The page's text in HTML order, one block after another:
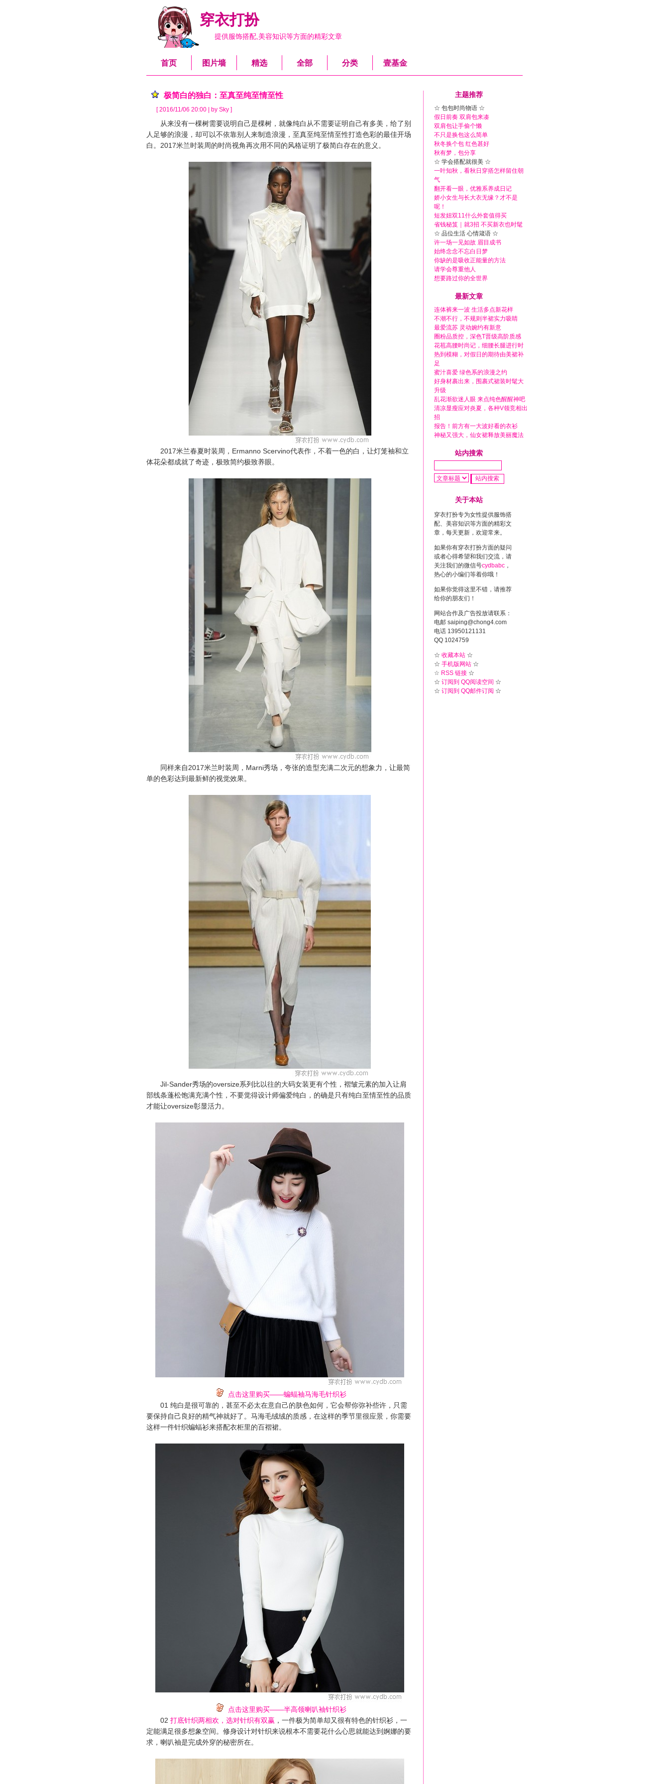
穿衣打扮
提供服饰搭配,美容知识等方面的精彩文章
首页 图片墙 精选 全部 分类 壹基金
极简白的独白：至真至纯至情至性
[ 2016/11/06 20:00 | by Sky ]
从来没有一棵树需要说明自己是棵树，就像纯白从不需要证明自己有多美，给了别
人足够的浪漫，却可以不依靠别人来制造浪漫，至真至纯至情至性打造色彩的最佳开场
白。2017米兰时装周的时尚视角再次用不同的风格证明了极简白存在的意义。
2017米兰春夏时装周，Ermanno Scervino代表作，不着一色的白，让灯笼袖和立
体花朵都成就了奇迹，极致简约极致养眼。
同样来自2017米兰时装周，Marni秀场，夸张的造型充满二次元的想象力，让最简
单的色彩达到最新鲜的视觉效果。
Jil-Sander秀场的oversize系列比以往的大码女装更有个性，褶皱元素的加入让肩
部线条蓬松饱满充满个性，不要觉得设计师偏爱纯白，的确是只有纯白至情至性的品质
才能让oversize彰显活力。
点击这里购买——蝙蝠袖马海毛针织衫
01 纯白是很可靠的，甚至不必太在意自己的肤色如何，它会帮你弥补些许，只需
要保持自己良好的精气神就好了。马海毛绒绒的质感，在这样的季节里很应景，你需要
这样一件针织蝙蝠衫来搭配衣柜里的百褶裙。
点击这里购买——半高领喇叭袖针织衫
02 打底针织两相欢，选对针织有双赢 ，一件极为简单却又很有特色的针织衫，一
定能满足很多想象空间。修身设计对针织来说根本不需要花什么心思就能达到婀娜的要
求，喇叭袖是完成外穿的秘密所在。
主题推荐
☆ 包包时尚物语 ☆
假日前奏 双肩包来凑
双肩包让手偷个懒
不只是换包这么简单
秋冬换个包 红色甚好
秋有梦，包分享
☆ 学会搭配就很美 ☆
一叶知秋，看秋日穿搭怎样留住朝
气
翻开看一眼，优雅系养成日记
娇小女生与长大衣无缘？才不是
呢！
短发妞双11什么外套值得买
省钱秘笈｜就3招 不买新衣也时髦
☆ 品位生活 心情箴语 ☆
许一场一见如故 眉目成书
始终念念不忘白日梦
你缺的是吸收正能量的方法
请学会尊重他人
想要路过你的全世界
最新文章
连体裤来一波 生活多点新花样
不潮不行，不规则半裙实力吸睛
最爱流苏 灵动婉约有新意
圈粉品质控，深色T晋级高阶质感
花苞高腰时尚记，细腰长腿进行时
热到模糊，对假日的期待由美裙补
足
蜜汁喜爱 绿色系的浪漫之约
好身材裹出来，围裹式裙装时髦大
升级
乱花渐欲迷人眼 来点纯色醒醒神吧
清凉显瘦应对炎夏，各种V领竞相出
招
报告！前方有一大波好看的衣衫
神秘又强大，仙女裙释放美丽魔法
站内搜索
关于本站
穿衣打扮专为女性提供服饰搭
配、美容知识等方面的精彩文
章，每天更新，欢迎常来。
如果你有穿衣打扮方面的疑问
或者心得希望和我们交流，请
关注我们的微信号cydbabc ，
热心的小编们等着你哦！
如果你觉得这里不错，请推荐
给你的朋友们！
网站合作及广告投放请联系：
电邮 saiping@chong4.com
电话 13950121131
QQ 1024759
☆ 收藏本站 ☆
☆ 手机版网站 ☆
☆ RSS 链接 ☆
☆ 订阅到 QQ阅读空间 ☆
☆ 订阅到 QQ邮件订阅 ☆